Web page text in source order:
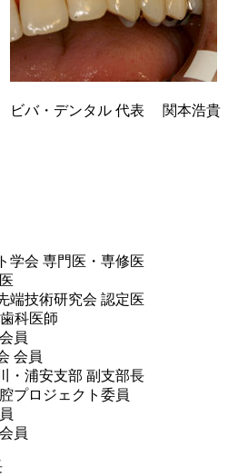
ビバ・デンタル 代表 関本浩貴
学会 専⾨医・専修医
端技術研究会 認定医
科医師
員
会員
・浦安⽀部 副⽀部⻑
プロジェクト委員
員